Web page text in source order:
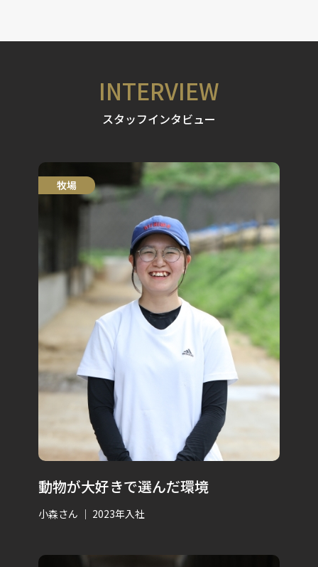
INTERVIEW
スタッフインタビュー
牧場
動物が大好きで選んだ環境
小森さん ｜ 2023年入社